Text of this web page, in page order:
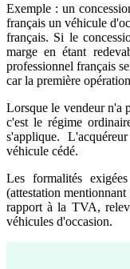
Exemple : un
français un véhicule
français. Si le
marge en étant
professionnel français
car la première
Lorsque le vendeur n'a
c'est le régime
s'applique.
véhicule cédé.
Les formalités
(attestation
rapport à la TVA,
véhicules d'occasion.